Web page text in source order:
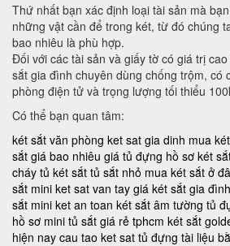
Thứ nhất bạn xác định loại tài sản mà
những vật cần để trong két, từ đó chúng
bao nhiêu là phù hợp.
Đối với các tài sản và giấy tờ có giá trị
sắt gia đình chuyên dùng chống trộm, có
phòng điện tử và trọng lượng tối thiểu
Có thể bạn quan tâm:
két sắt văn phòng ket sat gia dinh mua
sắt giá bao nhiêu giá tủ đựng hồ sơ két
cháy tủ két sắt tủ sắt nhỏ mua két sắt ở
sắt mini ket sat van tay giá két sắt gia đình
sắt mini ket an toan két sắt âm tường tủ
hồ sơ mini tủ sắt giá rẻ tphcm két sắt
hiện nay cau tao ket sat tủ đựng tài liệu